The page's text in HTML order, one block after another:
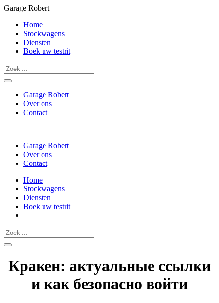
Garage Robert
Home
Stockwagens
Diensten
Boek uw testrit
Garage Robert
Over ons
Contact
Garage Robert
Over ons
Contact
Home
Stockwagens
Diensten
Boek uw testrit
Кракен: актуальные ссылки
и как безопасно войти